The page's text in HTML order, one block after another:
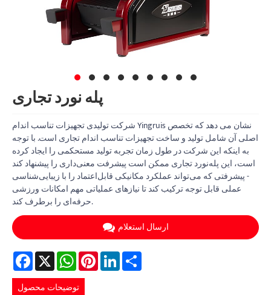
پله نورد تجاری
شرکت تولیدی تجهیزات تناسب اندام Yingruis نشان می دهد که تخصص
اصلی آن شامل تولید و ساخت تجهیزات تناسب اندام تجاری است. با توجه
به اینکه این شرکت در طول زمان تجربه تولید مستحکمی را ایجاد کرده
است، این پله‌نورد تجاری ممکن است پیشرفت معنی‌داری را پیشنهاد کند
- پیشرفتی که می‌تواند عملکرد مکانیکی قابل‌اعتماد را با زیبایی‌شناسی
عملی قابل توجه ترکیب کند تا نیازهای عملیاتی مهم امکانات ورزشی
حرفه‌ای را برطرف کند.
ارسال استعلام
Facebook
X WhatsAppPinterestLinkedIn
توضیحات محصول